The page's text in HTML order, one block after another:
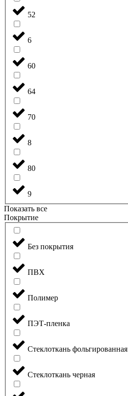
52
6
60
64
70
8
80
9
Показать все
Покрытие
Без покрытия
ПВХ
Полимер
ПЭТ-пленка
Стеклоткань фольгированная
Стеклоткань черная